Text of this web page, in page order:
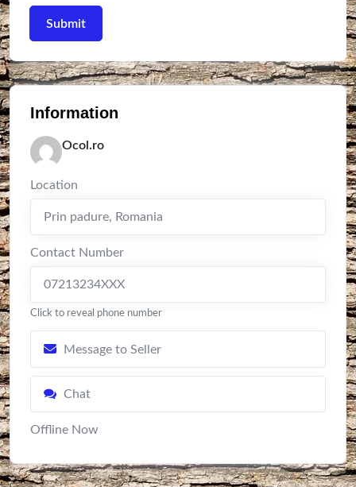
Information
Ocol.ro
Location
Prin padure, Romania
Contact Number
07213234XXX
Click to reveal phone number
Message to Seller
Chat
Offline Now